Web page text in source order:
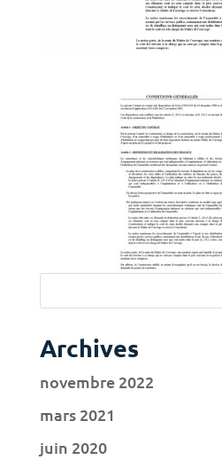
Archives
novembre 2022
mars 2021
juin 2020